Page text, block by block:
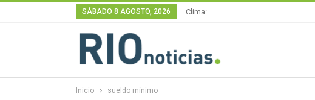
SÁBADO 8 AGOSTO, 2026 Clima:
Inicio sueldo mínimo